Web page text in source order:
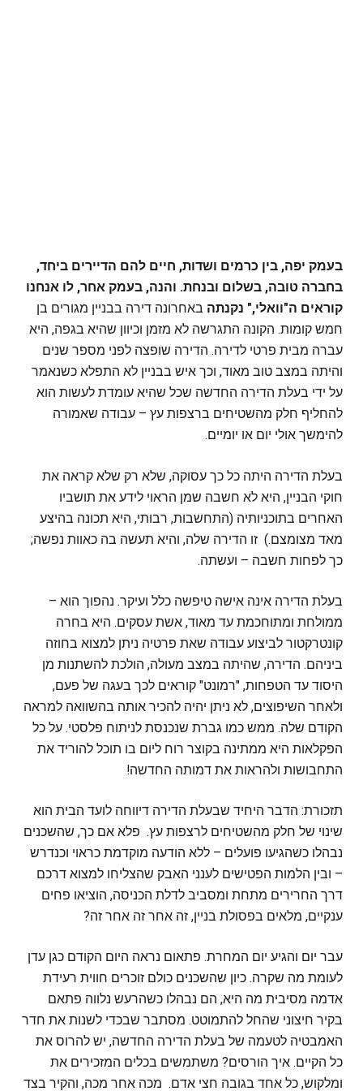
בעמק יפה, בין כרמים ושדות, חיים להם הדיירים ביחד,
בחברה טובה, בשלום ובנחת. והנה, בעמק אחר, לו אנחנו
קוראים ה"וואלי," נקנתה באחרונה דירה בבניין מגורים בן
חמש קומות. הקונה התגרשה לא מזמן וכיוון שהיא בגפה, היא
עברה מבית פרטי לדירה. הדירה שופצה לפני מספר שנים
והיתה במצב טוב מאוד, וכך איש בבניין לא התפלא כשנאמר
על ידי בעלת הדירה החדשה שכל שהיא עומדת לעשות הוא
להחליף חלק מהשטיחים ברצפות עץ – עבודה שאמורה
להימשך אולי יום או יומיים.
בעלת הדירה היתה כל כך עסוקה, שלא רק שלא קראה את
חוקי הבניין, היא לא חשבה שמן הראוי לידע את תושביו
האחרים בתוכניותיה (התחשבות, רבותי, היא תכונה בהיצע
מאד מצומצם.) זו הדירה שלה, והיא תעשה בה כאוות נפשה;
כך לפחות חשבה – ועשתה.
בעלת הדירה אינה אישה טיפשה כלל ועיקר. נהפוך הוא –
ממולחת ומתוחכמת עד מאוד, אשת עסקים. היא בחרה
קונטרקטור לביצוע עבודה שאת פרטיה ניתן למצוא בחוזה
ביניהם. הדירה, שהיתה במצב מעולה, הולכת להשתנות מן
היסוד עד הטפחות, "רמונט" קוראים לכך בעגה של פעם,
ולאחר השיפוצים, לא ניתן יהיה להכיר אותה בהשוואה למראה
הקודם שלה. ממש כמו גברת שנכנסת לניתוח פלסטי. על כל
הפקלאות היא ממתינה בקוצר רוח ליום בו תוכל להוריד את
התחבושות ולהראות את דמותה החדשה!
תזכורת: הדבר היחיד שבעלת הדירה דיווחה לועד הבית הוא
שינוי של חלק מהשטיחים לרצפות עץ. פלא אם כך, שהשכנים
נבהלו כשהגיעו פועלים – ללא הודעה מוקדמת כראוי וכנדרש
– ובין הלמות הפטישים לענני האבק שהצליחו למצוא דרכם
דרך החרירים מתחת ומסביב לדלת הכניסה, הוציאו פחים
ענקיים, מלאים בפסולת בניין, זה אחר זה אחר זה?
עבר יום והגיע יום המחרת. פתאום נראה היום הקודם כגן עדן
לעומת מה שקרה. כיון שהשכנים כולם זוכרים חווית רעידת
אדמה מסיבית מה היא, הם נבהלו כשהרעש נלווה פתאם
בקיר חיצוני שהחל להתמוטט. מסתבר שבכדי לשנות את חדר
האמבטיה לטעמה של בעלת הדירה החדשה, יש להרוס את
כל הקיים. איך הורסים? משתמשים בכלים המזכירים את
ומלקוש, כל אחד בגובה חצי אדם. מכה אחר מכה, והקיר בצד